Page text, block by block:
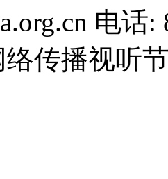
电话
络传播视听